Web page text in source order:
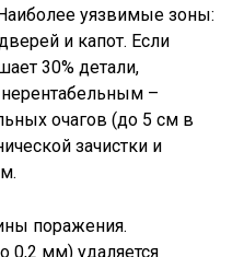
уязвимые зоны:
и капот. Если
30% детали,
нерентабельным –
очагов (до 5 см в
зачистки и
поражения.
0,2 мм) удаляется